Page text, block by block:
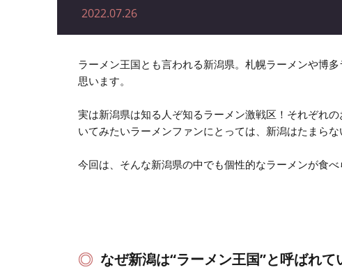
2022.07.26
ラーメン王国とも言われる新潟県。札幌ラーメンや博
思います。
実は新潟県は知る人ぞ知るラーメン激戦区！それぞれ
いてみたいラーメンファンにとっては、新潟はたまらな
今回は、そんな新潟県の中でも個性的なラーメンが食べ
なぜ新潟は“ラーメン王国”と呼ばれて